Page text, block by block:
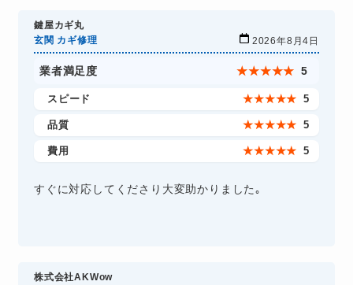
鍵屋カギ丸
玄関 カギ修理
2026年8月4日
業者満足度 ★★★★★ 5
スピード ★★★★★ 5
品質 ★★★★★ 5
費用 ★★★★★ 5
すぐに対応してくださり大変助かりました｡
株式会社AKWow